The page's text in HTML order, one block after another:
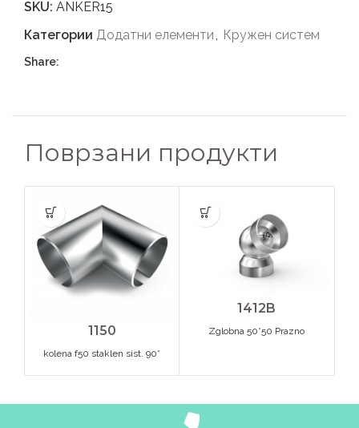
SKU: ANKER15
Категории Додатни елементи Кружен систем
Share:
Поврзани продукти
1150
kolena f50 staklen sist. 90*
1412B
Zglobna 50*50 Prazno